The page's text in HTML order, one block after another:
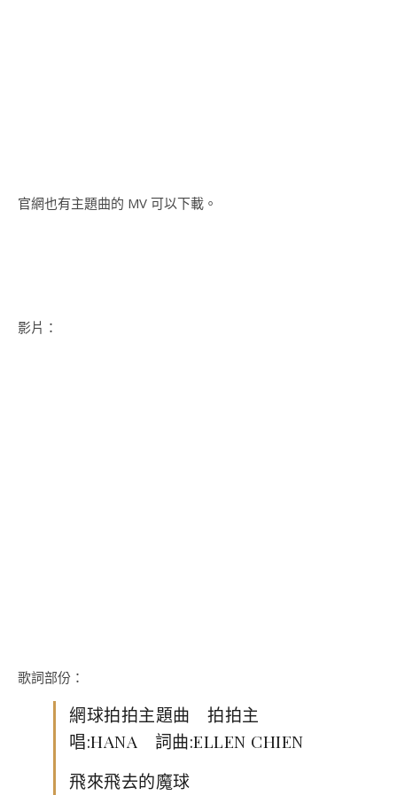
官網也有主題曲的 MV 可以下載。
影片：
歌詞部份：
網球拍拍主題曲 拍拍主
唱:HANA 詞曲:ELLEN CHIEN
飛來飛去的魔球